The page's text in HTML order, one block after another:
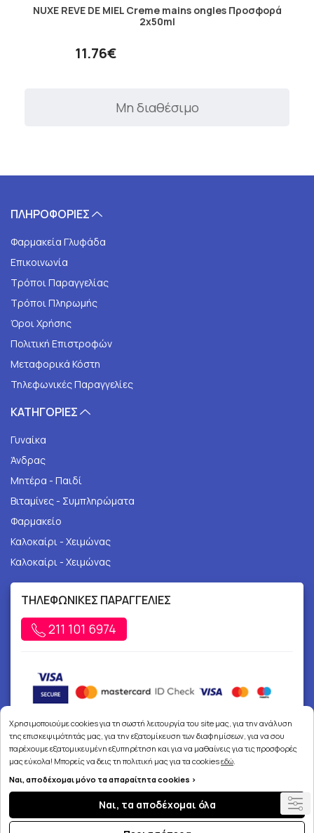
NUXE REVE DE MIEL Creme mains ongles Προσφορά
2x50ml
11.76€
Μη διαθέσιμο
ΠΛΗΡΟΦΟΡΙΕΣ
Φαρμακεία Γλυφάδα
Επικοινωνία
Τρόποι Παραγγελίας
Τρόποι Πληρωμής
Όροι Χρήσης
Πολιτική Επιστροφών
Μεταφορικά Κόστη
Τηλεφωνικές Παραγγελίες
ΚΑΤΗΓΟΡΙΕΣ
Γυναίκα
Άνδρας
Μητέρα - Παιδί
Βιταμίνες - Συμπληρώματα
Φαρμακείο
Καλοκαίρι - Χειμώνας
Καλοκαίρι - Χειμώνας
ΤΗΛΕΦΩΝΙΚΕΣ ΠΑΡΑΓΓΕΛΙΕΣ
211 101 6974
Copyright © 2026joypharmacy.gr
Χρησιμοποιούμε cookies για τη σωστή λειτουργία του site μας, για την ανάλυση
της επισκεψιμότητάς μας, για την εξατομίκευση των διαφημίσεων, για να σου
παρέχουμε εξατομικευμένη εξυπηρέτηση και για να μαθαίνεις για τις προσφορές
μας εύκολα! Μπορείς να δεις τη πολιτική μας για τα cookiesεδώ.
Ναι, αποδέχομαι μόνο τα απαραίτητα cookies >
Ναι, τα αποδέχομαι όλα